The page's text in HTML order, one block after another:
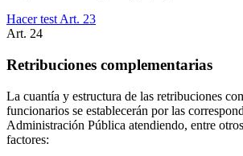
Hacer test Art. 23
Art. 24
Retribuciones complementarias
La cuantía y estructura de las retribuciones
funcionarios se establecerán por las
Administración Pública atendiendo, entre
factores: